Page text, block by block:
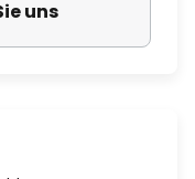
uns